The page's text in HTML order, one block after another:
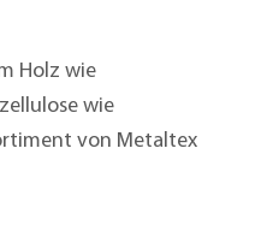
Holz wie
wie
von Metaltex